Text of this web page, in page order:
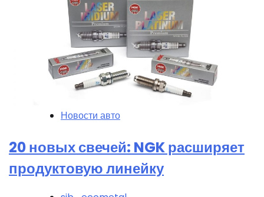
Новости авто
20 новых свечей: NGK расширяет
продуктовую линейку